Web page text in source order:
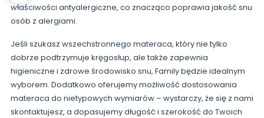
właściwości antyalergiczne, co znacząco poprawia jakość snu
osób z alergiami.
Jeśli szukasz wszechstronnego materaca, który nie tylko
dobrze podtrzymuje kręgosłup, ale także zapewnia
higieniczne i zdrowe środowisko snu, Family będzie idealnym
wyborem. Dodatkowo oferujemy możliwość dostosowania
materaca do nietypowych wymiarów – wystarczy, że się z nami
skontaktujesz, a dopasujemy długość i szerokość do Twoich